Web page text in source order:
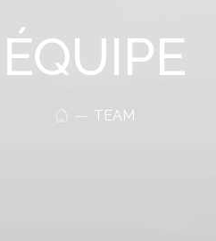
ÉQUIPE
TEAM